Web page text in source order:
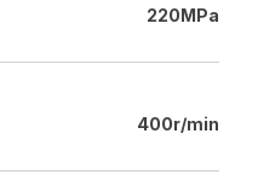
220MPa
400r/min